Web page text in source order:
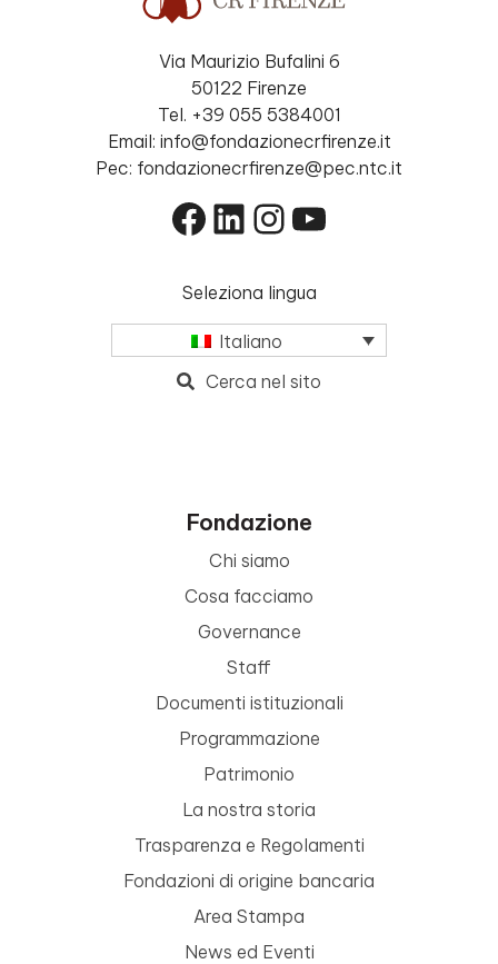
Via Maurizio Bufalini 6
50122 Firenze
Tel. +39 055 5384001
Email: info@fondazionecrfirenze.it
Pec: fondazionecrfirenze@pec.ntc.it
Facebook
LinkedIn
Instagram
YouTube
Seleziona lingua
Italiano
Cerca nel sito
Fondazione
Chi siamo
Cosa facciamo
Governance
Staff
Documenti istituzionali
Programmazione
Patrimonio
La nostra storia
Trasparenza e Regolamenti
Fondazioni di origine bancaria
Area Stampa
News ed Eventi